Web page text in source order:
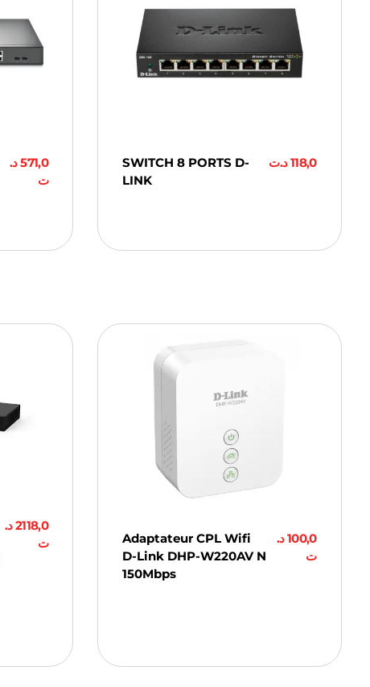
571,0د.
ت
SWITCH 8 PORTS D-
LINK
118,0د.ت
2118,0د.
ت
Adaptateur CPL Wifi
D-Link DHP-W220AV N
150Mbps
100,0د.
ت